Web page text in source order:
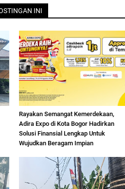
INI
Rayakan Semangat Kemerdekaan,
Adira Expo di Kota Bogor Hadirkan
Solusi Finansial Lengkap Untuk
Wujudkan Beragam Impian